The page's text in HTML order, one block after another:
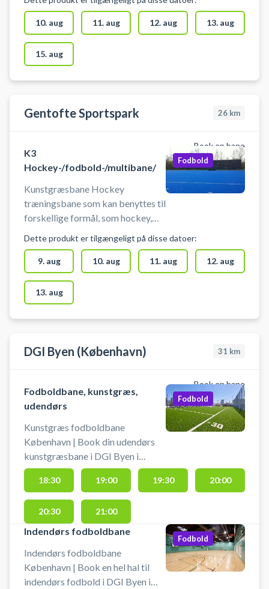
indendørssko, som ikke sætter
mærker. Der er mulighed for
omklædning
10. aug 11. aug 12. aug 13. aug
15. aug
Gentofte Sportspark 26 km
Book en bane
K3
Hockey-/fodbold-/multibane/
Kunstgræsbane Hockey
træningsbane som kan benyttes til
forskellige formål, som hockey,
andet, til ekstra træning, talent
træning eller kammeratlig
sportslig hygge. Banens
Fodbold
Dette produkt er tilgængeligt på disse datoer:
9. aug 10. aug 11. aug 12. aug
13. aug
DGI Byen (København) 31 km
Book en bane
Fodboldbane, kunstgræs,
udendørs
Kunstgræs fodboldbane
København | Book din udendørs
kunstgræsbane i DGI Byen i
København – spil fodbold
udendørs på kunstgræsbaner midt
i byen. 3 kunstgræsbaner er klar til
booking - centralt beliggende hos
DGI Byen København. DGI Byen
tilbyder udover leje af
fodboldbaner på kunstgræs også
på leje af udendørs padelbaner.
Fodbold
18:30 19:00 19:30 20:00
20:30 21:00
Indendørs fodboldbane
Indendørs fodboldbane
København | Book en hel hal til
indendørs fodbold i DGI Byen i
Fodbold